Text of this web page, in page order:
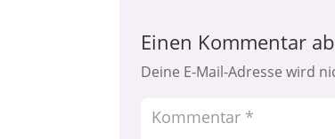
Einen Kommentar
Deine E-Mail-Adresse wird